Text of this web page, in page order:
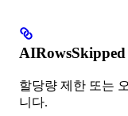
AIRowsSkipped
할당량 제한 또는
니다.